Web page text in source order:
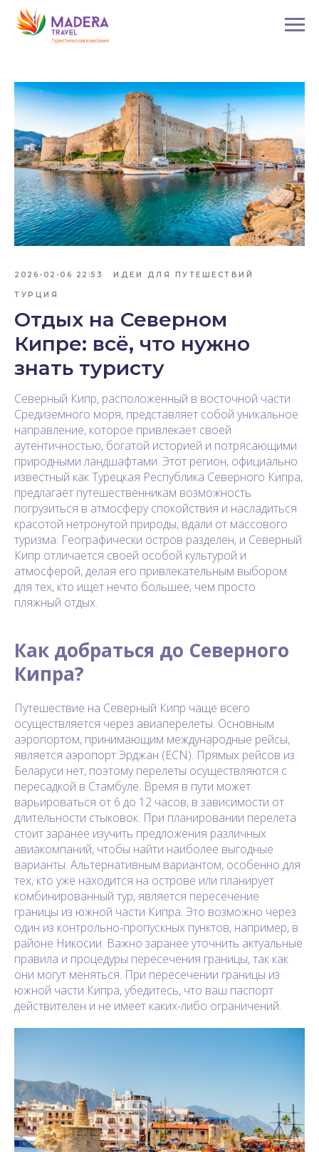
2026-02-06 22:53 ИДЕИ ДЛЯ ПУТЕШЕСТВИЙ
ТУРЦИЯ
Отдых на Северном
Кипре: всё, что нужно
знать туристу
Северный Кипр, расположенный в восточной части
Средиземного моря, представляет собой уникальное
направление, которое привлекает своей
аутентичностью, богатой историей и потрясающими
природными ландшафтами. Этот регион, официально
известный как Турецкая Республика Северного Кипра,
предлагает путешественникам возможность
погрузиться в атмосферу спокойствия и насладиться
красотой нетронутой природы, вдали от массового
туризма. Географически остров разделен, и Северный
Кипр отличается своей особой культурой и
атмосферой, делая его привлекательным выбором
для тех, кто ищет нечто большее, чем просто
пляжный отдых.
Как добраться до Северного
Кипра?
Путешествие на Северный Кипр чаще всего
осуществляется через авиаперелеты. Основным
аэропортом, принимающим международные рейсы,
является аэропорт Эрджан (ECN). Прямых рейсов из
Беларуси нет, поэтому перелеты осуществляются с
пересадкой в Стамбуле. Время в пути может
варьироваться от 6 до 12 часов, в зависимости от
длительности стыковок. При планировании перелета
стоит заранее изучить предложения различных
авиакомпаний, чтобы найти наиболее выгодные
варианты. Альтернативным вариантом, особенно для
тех, кто уже находится на острове или планирует
комбинированный тур, является пересечение
границы из южной части Кипра. Это возможно через
один из контрольно-пропускных пунктов, например, в
районе Никосии. Важно заранее уточнить актуальные
правила и процедуры пересечения границы, так как
они могут меняться. При пересечении границы из
южной части Кипра, убедитесь, что ваш паспорт
действителен и не имеет каких-либо ограничений.